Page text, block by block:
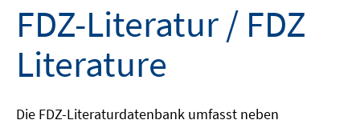
FDZ-Literatur / FDZ
Literature
Die FDZ-Literaturdatenbank umfasst neben